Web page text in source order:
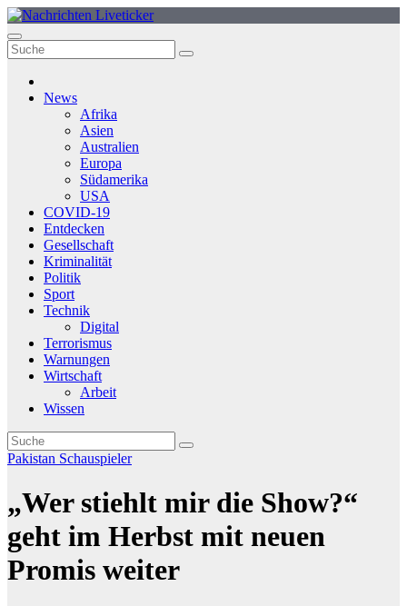
Zum
Inhalt
springen
News
Afrika
Asien
Australien
Europa
Südamerika
USA
COVID-19
Entdecken
Gesellschaft
Kriminalität
Politik
Sport
Technik
Digital
Terrorismus
Warnungen
Wirtschaft
Arbeit
Wissen
Pakistan Schauspieler
„Wer stiehlt mir die Show?“
geht im Herbst mit neuen
Promis weiter